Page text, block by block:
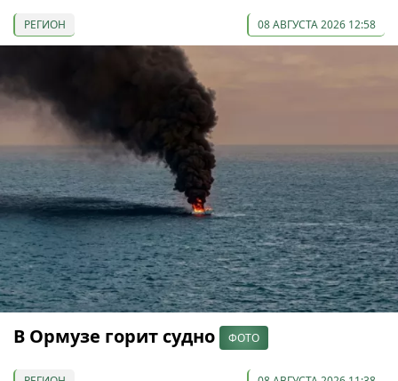
РЕГИОН 08 АВГУСТА 2026 12:58
В Ормузе горит судно ФОТО